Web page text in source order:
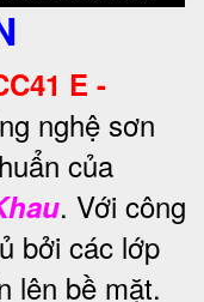
E -
nghệ sơn
của
. Với công
bởi các lớp
lên bề mặt.